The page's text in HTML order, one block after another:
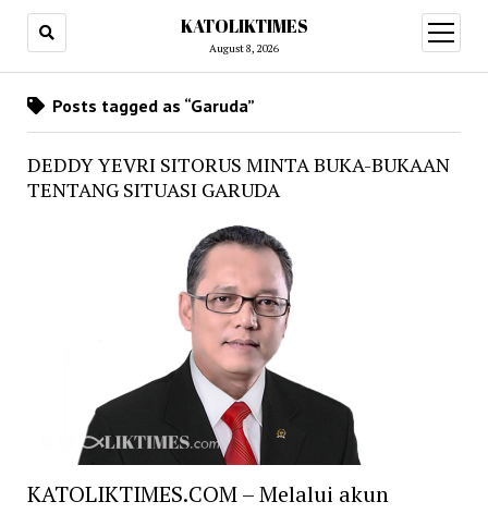
KATOLIKTIMES
August 8, 2026
open
menu
Posts tagged as “Garuda”
DEDDY YEVRI SITORUS MINTA BUKA-BUKAAN
TENTANG SITUASI GARUDA
KATOLIKTIMES.COM – Melalui akun